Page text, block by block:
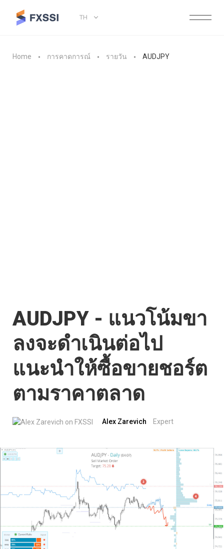
TH
Home การคาดการณ์ รายวัน AUDJPY
AUDJPY - แนวโน้มขา
ลงจะดำเนินต่อไป
แนะนำให้ซื้อขายชอร์ต
ตามราคาตลาด
Alex Zarevich Expert